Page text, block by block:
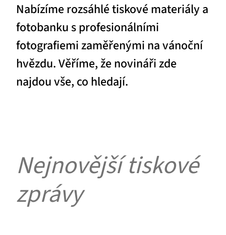
Nabízíme rozsáhlé tiskové materiály a
fotobanku s profesionálními
fotografiemi zaměřenými na vánoční
hvězdu. Věříme, že novináři zde
najdou vše, co hledají.
Nejnovější tiskové
zprávy